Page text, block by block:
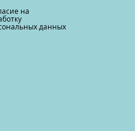
на
данных